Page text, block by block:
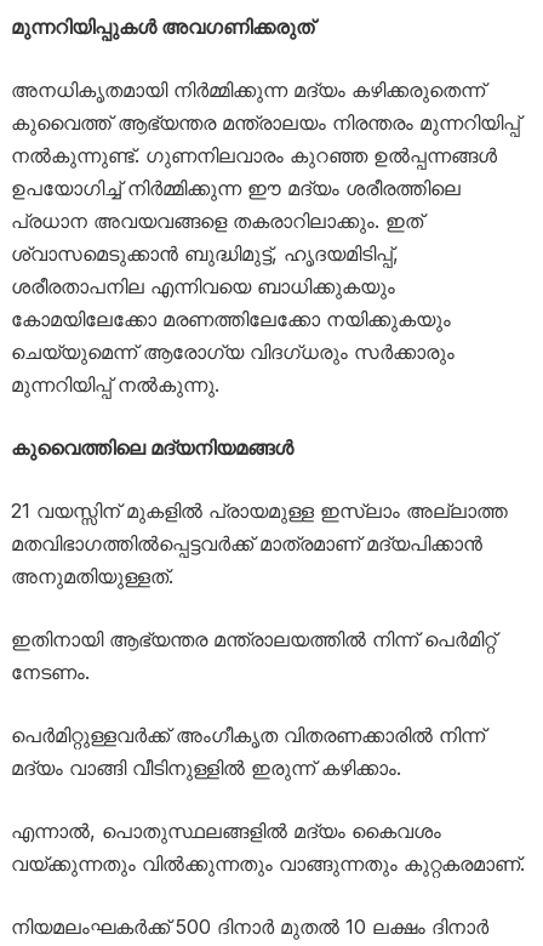
മുന്നറിയിപ്പുകൾ അവഗണിക്കരുത്
അനധികൃതമായി നിർമ്മിക്കുന്ന മദ്യം കഴിക്കരുതെന്ന്
കുവൈത്ത് ആഭ്യന്തര മന്ത്രാലയം നിരന്തരം മുന്നറിയിപ്പ്
നൽകുന്നുണ്ട്. ഗുണനിലവാരം കുറഞ്ഞ ഉൽപ്പന്നങ്ങൾ
ഉപയോഗിച്ച് നിർമ്മിക്കുന്ന ഈ മദ്യം ശരീരത്തിലെ
പ്രധാന അവയവങ്ങളെ തകരാറിലാക്കും. ഇത്
ശ്വാസമെടുക്കാൻ ബുദ്ധിമുട്ട്, ഹൃദയമിടിപ്പ്,
ശരീരതാപനില എന്നിവയെ ബാധിക്കുകയും
കോമയിലേക്കോ മരണത്തിലേക്കോ നയിക്കുകയും
ചെയ്യുമെന്ന് ആരോഗ്യ വിദഗ്ധരും സർക്കാരും
മുന്നറിയിപ്പ് നൽകുന്നു.
കുവൈത്തിലെ മദ്യനിയമങ്ങൾ
21 വയസ്സിന് മുകളിൽ പ്രായമുള്ള ഇസ്ലാം അല്ലാത്ത
മതവിഭാഗത്തിൽപ്പെട്ടവർക്ക് മാത്രമാണ് മദ്യപിക്കാൻ
അനുമതിയുള്ളത്.
ഇതിനായി ആഭ്യന്തര മന്ത്രാലയത്തിൽ നിന്ന് പെർമിറ്റ്
നേടണം.
പെർമിറ്റുള്ളവർക്ക് അംഗീകൃത വിതരണക്കാരിൽ നിന്ന്
മദ്യം വാങ്ങി വീടിനുള്ളിൽ ഇരുന്ന് കഴിക്കാം.
എന്നാൽ, പൊതുസ്ഥലങ്ങളിൽ മദ്യം കൈവശം
വയ്ക്കുന്നതും വിൽക്കുന്നതും വാങ്ങുന്നതും കുറ്റകരമാണ്.
നിയമലംഘകർക്ക് 500 ദിനാർ മുതൽ 10 ലക്ഷം ദിനാർ